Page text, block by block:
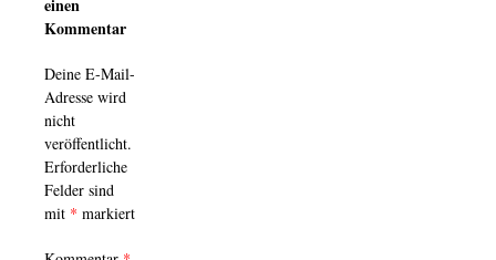
einen
Kommentar
Deine E-Mail-
Adresse wird
nicht
veröffentlicht.
Erforderliche
Felder sind
mit * markiert